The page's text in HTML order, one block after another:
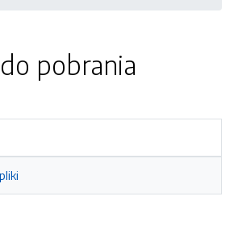
pobrania